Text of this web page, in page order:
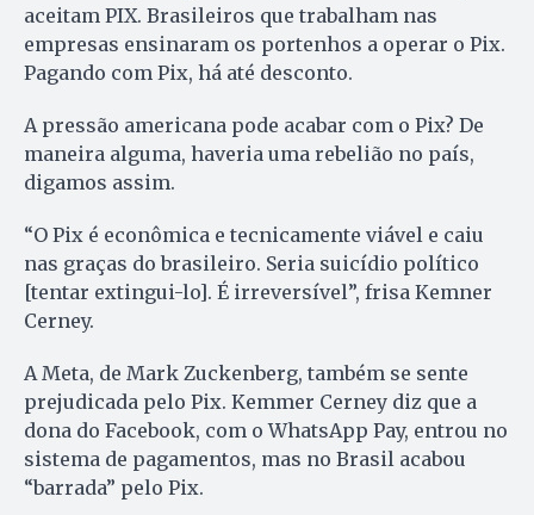
aceitam PIX. Brasileiros que trabalham nas
empresas ensinaram os portenhos a operar o Pix.
Pagando com Pix, há até desconto.
A pressão americana pode acabar com o Pix? De
maneira alguma, haveria uma rebelião no país,
digamos assim.
“O Pix é econômica e tecnicamente viável e caiu
nas graças do brasileiro. Seria suicídio político
[tentar extingui-lo]. É irreversível”, frisa Kemner
Cerney.
A Meta, de Mark Zuckenberg, também se sente
prejudicada pelo Pix. Kemmer Cerney diz que a
dona do Facebook, com o WhatsApp Pay, entrou no
sistema de pagamentos, mas no Brasil acabou
“barrada” pelo Pix.